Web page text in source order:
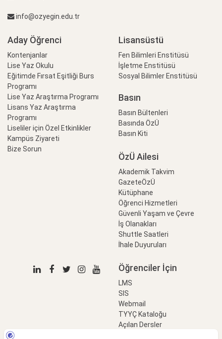
info@ozyegin.edu.tr
Aday Öğrenci
Kontenjanlar
Lise Yaz Okulu
Eğitimde Fırsat Eşitliği Burs
Programı
Lise Yaz Araştırma Programı
Lisans Yaz Araştırma
Programı
Liseliler için Özel Etkinlikler
Kampüs Ziyareti
Bize Sorun
Lisansüstü
Fen Bilimleri Enstitüsü
İşletme Enstitüsü
Sosyal Bilimler Enstitüsü
Basın
Basın Bültenleri
Basında ÖzÜ
Basın Kiti
ÖzÜ Ailesi
Akademik Takvim
GazeteÖzÜ
Kütüphane
Öğrenci Hizmetleri
Güvenli Yaşam ve Çevre
İş Olanakları
Shuttle Saatleri
İhale Duyuruları
Öğrenciler İçin
LMS
SIS
Webmail
TYYÇ Kataloğu
Açılan Dersler